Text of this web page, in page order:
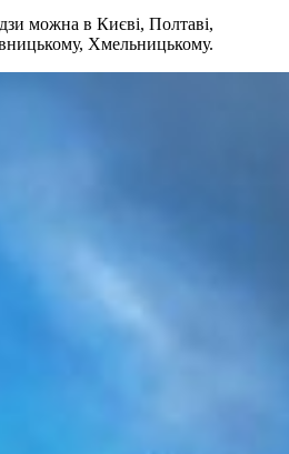
можна в Києві, Полтаві,
Хмельницькому.